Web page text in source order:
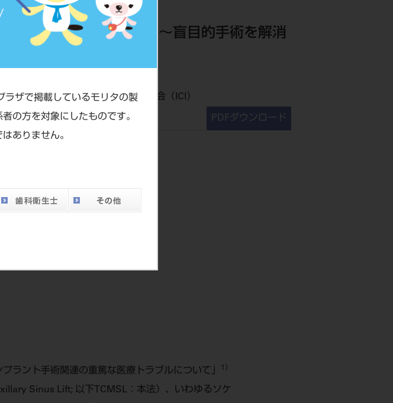
ラザで掲載しているモリタの製
の方を対象にしたものです。
ありません。
頂上顎洞挙上手術法 ～盲目的手術を解消
員 石川臨床インプラント学術研究会（ICI）
PDFダウンロード
ラント手術関連の重篤な医療トラブルについて」 1）
Sinus Lift; 以下TCMSL：本法）、いわゆるソケ